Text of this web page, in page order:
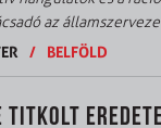
az
/ BELFÖLD
TITKOLT